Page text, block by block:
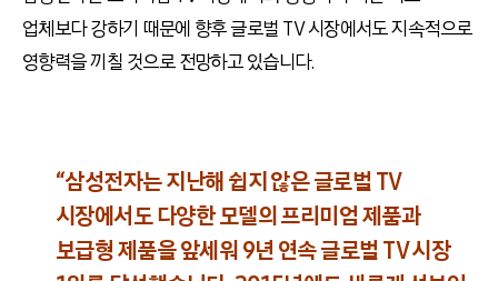
업체보다 강하기 때문에 향후 글로벌 TV 시장에서도 지속적으로
영향력을 끼칠 것으로 전망하고 있습니다.
“삼성전자는 지난해 쉽지 않은 글로벌 TV
시장에서도 다양한 모델의 프리미엄 제품과
보급형 제품을 앞세워 9년 연속 글로벌 TV 시장